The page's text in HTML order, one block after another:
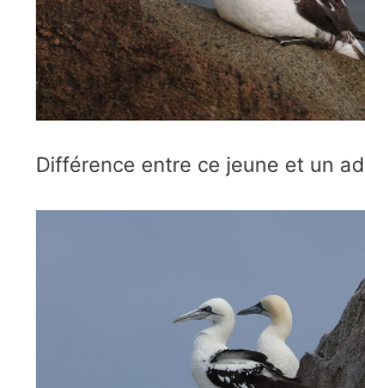
Différence entre ce jeune et un